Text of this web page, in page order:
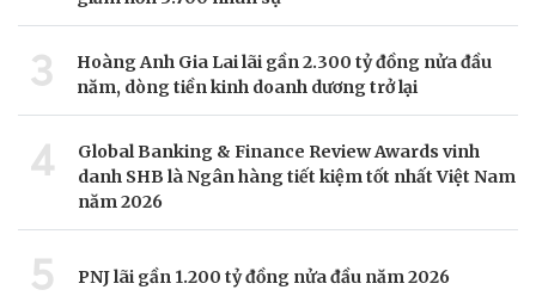
3
Hoàng Anh Gia Lai lãi gần 2.300 tỷ đồng nửa đầu
năm, dòng tiền kinh doanh dương trở lại
4
Global Banking & Finance Review Awards vinh
danh SHB là Ngân hàng tiết kiệm tốt nhất Việt Nam
năm 2026
5 PNJ lãi gần 1.200 tỷ đồng nửa đầu năm 2026